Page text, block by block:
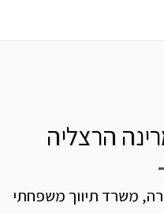
הרצליה
משרד תיווך משפחתי